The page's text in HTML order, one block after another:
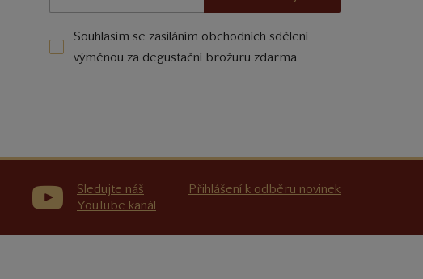
Souhlasím se zasíláním obchodních sdělení
výměnou za degustační brožuru zdarma
Sledujte náš
YouTube kanál
Přihlášení k odběru novinek